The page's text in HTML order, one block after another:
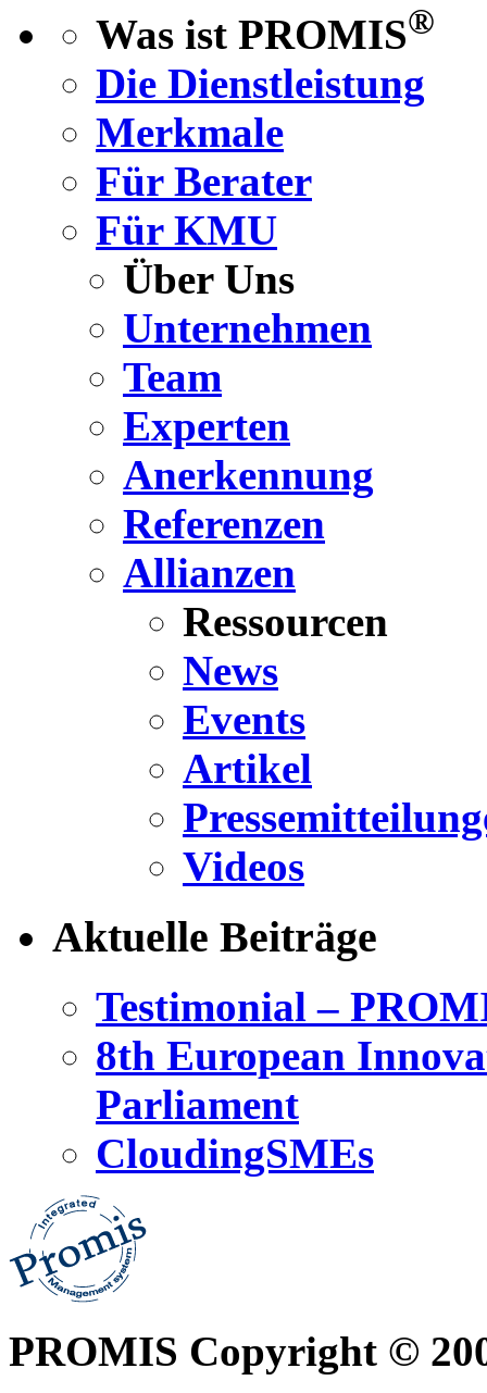
Was ist PROMIS®
Die Dienstleistung
Merkmale
Für Berater
Für KMU
Über Uns
Unternehmen
Team
Experten
Anerkennung
Referenzen
Allianzen
Ressourcen
News
Events
Artikel
Videos
Aktuelle Beiträge
Testimonial –
8th European
Parliament
CloudingSMEs
PROMIS Copyright ©